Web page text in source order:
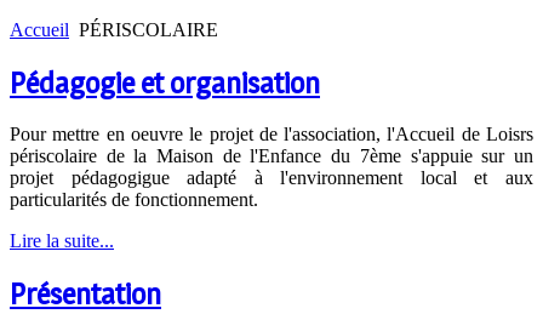
Accueil PÉRISCOLAIRE
Pédagogie et organisation
Pour mettre en oeuvre le projet de l'association, l'Accueil de Loisrs
périscolaire de la Maison de l'Enfance du 7ème s'appuie sur un
projet pédagogigue adapté à l'environnement local et aux
particularités de fonctionnement.
Lire la suite...
Présentation